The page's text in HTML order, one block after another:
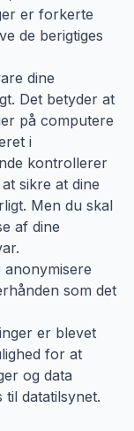
er forkerte
de berigtiges
dine
Det betyder at
på computere
i
kontrollerer
sikre at dine
Men du skal
af dine
som det
er blevet
for at
og data
til datatilsynet.